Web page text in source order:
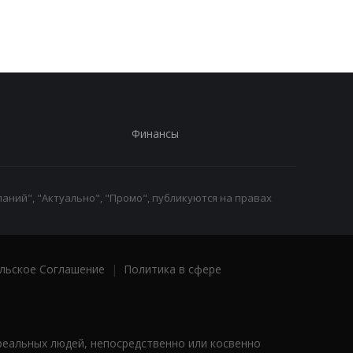
Финансы
"Актуально", "Промо", публикуются на правах
Соглашение |
Политика в сфере
людей, непосредственно или косвенно